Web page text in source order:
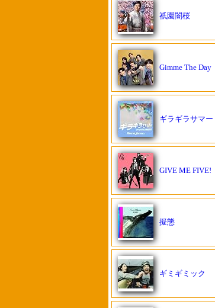
祇園闇桜
Gimme The Day
ギラギラサマー
GIVE ME FIVE!
擬態
ギミギミック